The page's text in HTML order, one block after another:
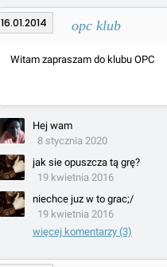
16.01.2014 opc klub
Witam zapraszam do klubu OPC
Hej wam
8 stycznia 2020
jak sie opuszcza tą grę?
19 kwietnia 2016
niechce juz w to grac;/
19 kwietnia 2016
więcej komentarzy (3)